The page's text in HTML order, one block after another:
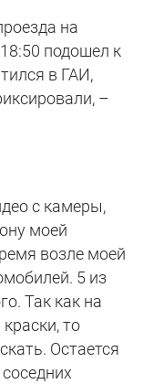
на
подошел к
в ГАИ,
–
с камеры,
моей
возле моей
5 из
Так как на
то
Остается